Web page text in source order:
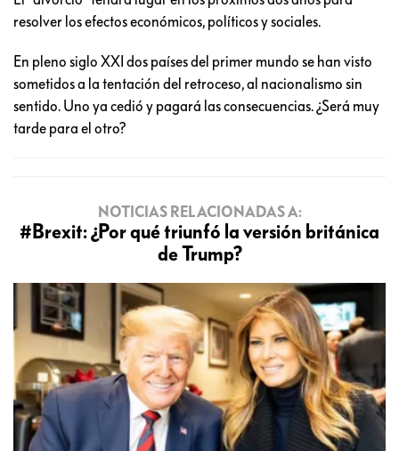
La libra esterlina
cayó a su nivel
más bajo desde
1985. (AP)
El “divorcio” tendrá lugar en los próximos dos años para
resolver los efectos económicos, políticos y sociales.
En pleno siglo XXI dos países del primer mundo se han visto
sometidos a la tentación del retroceso, al nacionalismo sin
sentido. Uno ya cedió y pagará las consecuencias. ¿Será muy
tarde para el otro?
NOTICIAS RELACIONADAS A:
#Brexit: ¿Por qué triunfó la versión británica